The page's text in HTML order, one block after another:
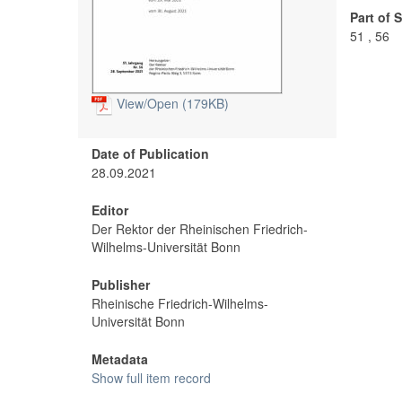
View/Open (179KB)
Date of Publication
28.09.2021
Editor
Der Rektor der Rheinischen Friedrich-
Wilhelms-Universität Bonn
Publisher
Rheinische Friedrich-Wilhelms-
Universität Bonn
Metadata
Show full item record
Part of
51 , 56